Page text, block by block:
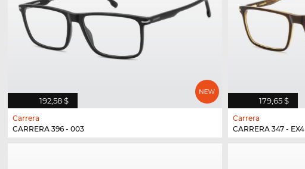
192,58 $
Carrera
CARRERA 396 - 003
179,65 $
Carrera
CARRERA 347 - EX4